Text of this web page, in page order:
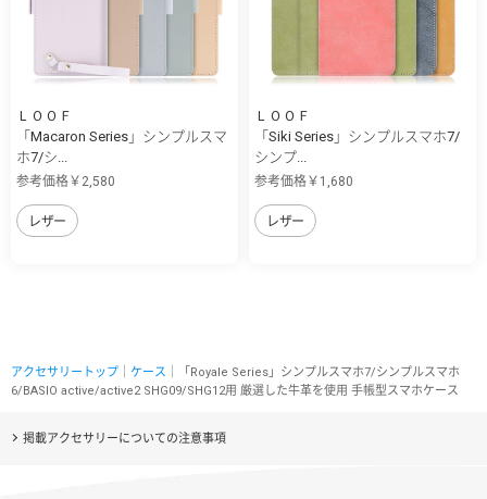
ＬＯＯＦ
「Macaron Series」シンプルスマ
ホ7/シ...
参考価格￥2,580
レザー
ＬＯＯＦ
「Siki Series」シンプルスマホ7/
シンプ...
参考価格￥1,680
レザー
アクセサリートップ ケース ｜「Royale Series」シンプルスマホ7/シンプルスマホ
6/BASIO active/active2 SHG09/SHG12用 厳選した牛革を使用 手帳型スマホケース
掲載アクセサリーについての注意事項